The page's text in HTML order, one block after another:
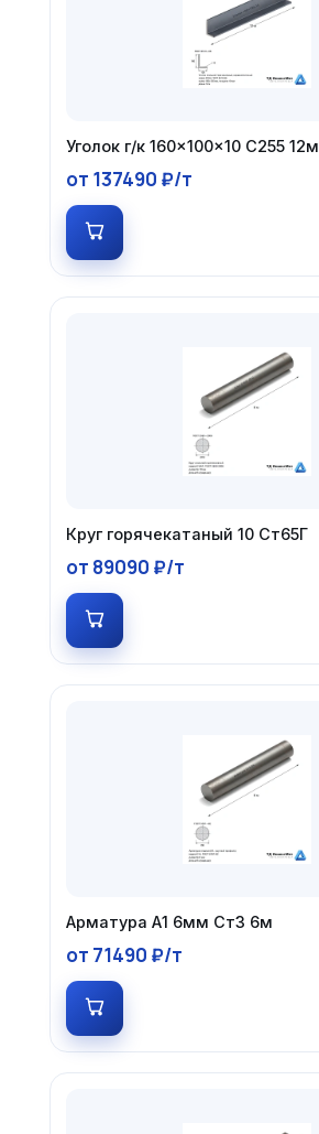
Уголок г/к 160×100×10 С255 12м
от 137490 ₽/т
Круг горячекатаный 10 Ст65Г
от 89090 ₽/т
Арматура А1 6мм Ст3 6м
от 71490 ₽/т